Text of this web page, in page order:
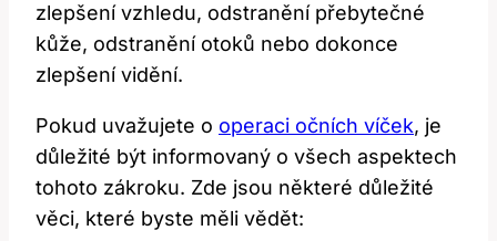
zlepšení vzhledu, odstranění přebytečné
kůže, odstranění otoků nebo dokonce
zlepšení vidění.
Pokud uvažujete o operaci očních víček, je
důležité být informovaný o všech aspektech
tohoto zákroku. Zde jsou některé důležité
věci, které byste měli vědět: